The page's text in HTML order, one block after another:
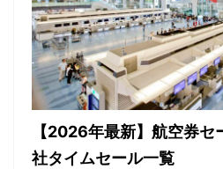
【2026年最新】航空券
社タイムセール一覧